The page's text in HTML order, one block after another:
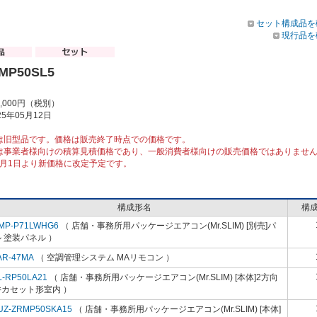
セット構成品
現行品
円（税別）
年05月12日
型品です。価格は販売終了時点での価格です。
業者様向けの積算見積価格であり、一般消費者様向けの販売価格ではありませ
1日より新価格に改定予定です。
構成形名
構
P71LWHG6 （ 店舗・事務所用パッケージエアコン(Mr.SLIM) [別売]パ
塗装パネル ）
47MA （ 空調管理システム MAリモコン ）
RP50LA21 （ 店舗・事務所用パッケージエアコン(Mr.SLIM) [本体]2方向
セット形室内 ）
ZRMP50SKA15 （ 店舗・事務所用パッケージエアコン(Mr.SLIM) [本体]